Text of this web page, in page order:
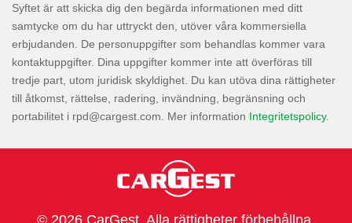
Syftet är att skicka dig den begärda informationen med ditt
samtycke om du har uttryckt den, utöver våra kommersiella
erbjudanden. De personuppgifter som behandlas kommer vara
kontaktuppgifter. Dina uppgifter kommer inte att överföras till
tredje part, utom juridisk skyldighet. Du kan utöva dina rättigheter
till åtkomst, rättelse, radering, invändning, begränsning och
portabilitet i
. Mer information Integritetspolicy.